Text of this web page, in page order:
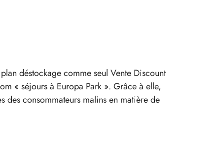
déstockage comme seul Vente Discount
« séjours à Europa Park ». Grâce à elle,
des consommateurs malins en matière de